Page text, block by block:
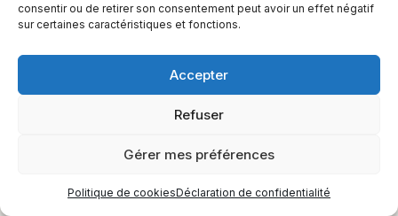
consentir ou de retirer son consentement peut avoir un effet négatif
sur certaines caractéristiques et fonctions.
Accepter
Refuser
Gérer mes préférences
Politique de cookiesDéclaration de confidentialité